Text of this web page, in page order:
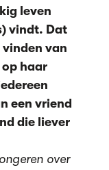
leven
vindt. Dat
van
haar
een vriend
die liever
over